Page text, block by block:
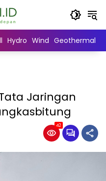
Hydro Wind Geothermal
Jaringan
42